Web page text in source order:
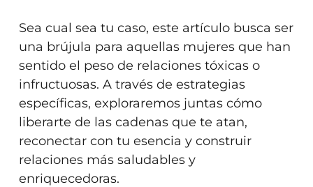
Sea cual sea tu caso, este artículo busca ser
una brújula para aquellas mujeres que han
sentido el peso de relaciones tóxicas o
infructuosas. A través de estrategias
específicas, exploraremos juntas cómo
liberarte de las cadenas que te atan,
reconectar con tu esencia y construir
relaciones más saludables y
enriquecedoras.